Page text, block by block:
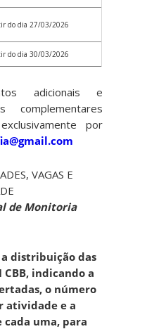
do dia 27/03/2026
do dia 30/03/2026
adicionais e
complementares
por
VAGAS E
de Monitoria
distribuição das
indicando a
o número
atividade e a
uma, para